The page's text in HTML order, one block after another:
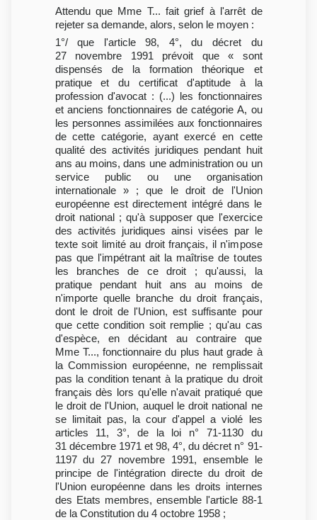
Attendu que Mme T... fait grief à l'arrêt de
rejeter sa demande, alors, selon le moyen :
1°/ que l'article 98, 4°, du décret du
27 novembre 1991 prévoit que « sont
dispensés de la formation théorique et
pratique et du certificat d'aptitude à la
profession d'avocat : (...) les fonctionnaires
et anciens fonctionnaires de catégorie A, ou
les personnes assimilées aux fonctionnaires
de cette catégorie, ayant exercé en cette
qualité des activités juridiques pendant huit
ans au moins, dans une administration ou un
service public ou une organisation
internationale » ; que le droit de l'Union
européenne est directement intégré dans le
droit national ; qu'à supposer que l'exercice
des activités juridiques ainsi visées par le
texte soit limité au droit français, il n'impose
pas que l'impétrant ait la maîtrise de toutes
les branches de ce droit ; qu'aussi, la
pratique pendant huit ans au moins de
n'importe quelle branche du droit français,
dont le droit de l'Union, est suffisante pour
que cette condition soit remplie ; qu'au cas
d'espèce, en décidant au contraire que
Mme T..., fonctionnaire du plus haut grade à
la Commission européenne, ne remplissait
pas la condition tenant à la pratique du droit
français dès lors qu'elle n'avait pratiqué que
le droit de l'Union, auquel le droit national ne
se limitait pas, la cour d'appel a violé les
articles 11, 3°, de la loi n° 71-1130 du
31 décembre 1971 et 98, 4°, du décret n° 91-
1197 du 27 novembre 1991, ensemble le
principe de l'intégration directe du droit de
l'Union européenne dans les droits internes
des Etats membres, ensemble l'article 88-1
de la Constitution du 4 octobre 1958 ;